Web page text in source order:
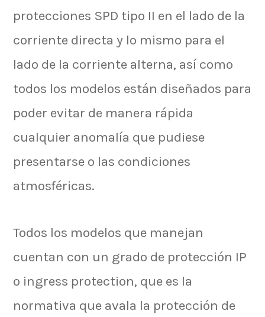
protecciones SPD tipo II en el lado de la
corriente directa y lo mismo para el
lado de la corriente alterna, así como
todos los modelos están diseñados para
poder evitar de manera rápida
cualquier anomalía que pudiese
presentarse o las condiciones
atmosféricas.
Todos los modelos que manejan
cuentan con un grado de protección IP
o ingress protection, que es la
normativa que avala la protección de